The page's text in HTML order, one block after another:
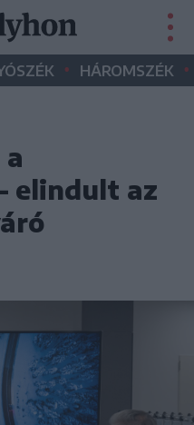
• HÁROMSZÉK •
elindult az